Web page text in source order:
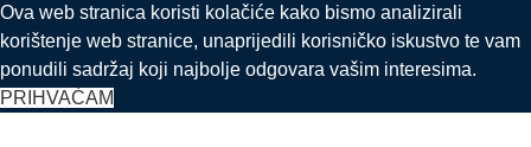
Ova web stranica koristi kolačiće kako bismo analizirali
korištenje web stranice, unaprijedili korisničko iskustvo te vam
ponudili sadržaj koji najbolje odgovara vašim interesima.
PRIHVAĆAM